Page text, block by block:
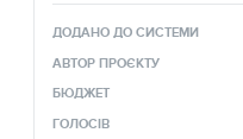
ДОДАНО ДО СИСТЕМИ
АВТОР ПРОЄКТУ
БЮДЖЕТ
ГОЛОСІВ